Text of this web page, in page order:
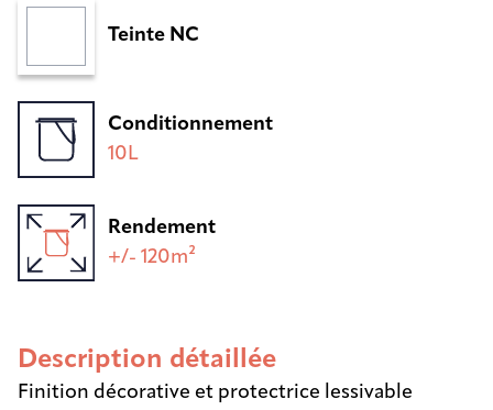
Teinte NC
Conditionnement
10L
Rendement
+/- 120m²
Description détaillée
Finition décorative et protectrice lessivable